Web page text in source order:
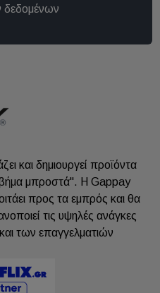
δεδομένων
και δημιουργεί προϊόντα
βήμα μπροστά". Η Gappay
προς τα εμπρός και θα
τις υψηλές ανάγκες
των επαγγελματιών